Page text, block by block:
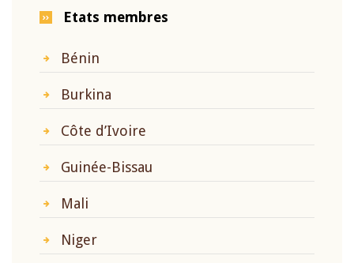
Etats membres
Bénin
Burkina
Côte d’Ivoire
Guinée-Bissau
Mali
Niger